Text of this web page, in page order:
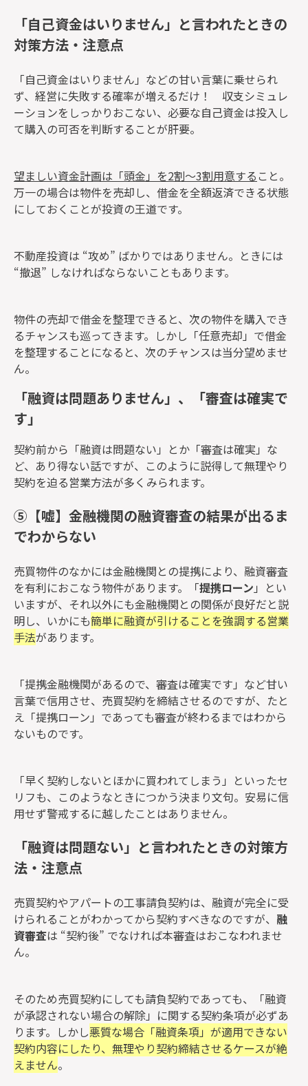
「自己資金はいりません」と言われたときの
対策方法・注意点
「自己資金はいりません」などの甘い言葉に乗せられ
ず、経営に失敗する確率が増えるだけ！ 収支シミュレ
ーションをしっかりおこない、必要な自己資金は投入し
て購入の可否を判断することが肝要。
望ましい資金計画は「頭金」を2割～3割用意する こと。
万一の場合は物件を売却し、借金を全額返済できる状態
にしておくことが投資の王道です。
不動産投資は “攻め” ばかりではありません。ときには
“撤退” しなければならないこともあります。
物件の売却で借金を整理できると、次の物件を購入でき
るチャンスも巡ってきます。しかし「任意売却」で借金
を整理することになると、次のチャンスは当分望めませ
ん。
「融資は問題ありません」、「審査は確実で
す」
契約前から「融資は問題ない」とか「審査は確実」な
ど、あり得ない話ですが、このように説得して無理やり
契約を迫る営業方法が多くみられます。
⑤【嘘】金融機関の融資審査の結果が出るま
でわからない
売買物件のなかには金融機関との提携により、融資審査
を有利におこなう物件があります。「提携ローン 」とい
いますが、それ以外にも金融機関との関係が良好だと説
明し、いかにも簡単に融資が引けることを強調する営業
手法があります。
「提携金融機関があるので、審査は確実です」など甘い
言葉で信用させ、売買契約を締結させるのですが、たと
え「提携ローン」であっても審査が終わるまではわから
ないものです。
「早く契約しないとほかに買われてしまう」といったセ
リフも、このようなときにつかう決まり文句。安易に信
用せず警戒するに越したことはありません。
「融資は問題ない」と言われたときの対策方
法・注意点
売買契約やアパートの工事請負契約は、融資が完全に受
けられることがわかってから契約すべきなのですが、 融
資審査は “契約後” でなければ本審査はおこなわれませ
ん。
そのため売買契約にしても請負契約であっても、「融資
が承認されない場合の解除」に関する契約条項が必ずあ
ります。しかし悪質な場合「融資条項」が適用できない
契約内容にしたり、無理やり契約締結させるケースが絶
えません。